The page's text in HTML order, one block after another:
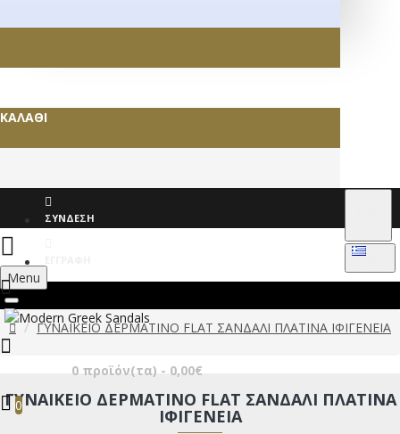
ΚΑΛΆΘΙ
ΣΎΝΔΕΣΗ
Menu
0 προϊόν(τα) - 0,00€
0
ΓΥΝΑΙΚΕΙΟ ΔΕΡΜΑΤΙΝΟ FLAT ΣΑΝΔΑΛΙ ΠΛΑΤΙΝΑ ΙΦΙΓΕΝΕΙΑ
ΓΥΝΑΙΚΕΙΟ ΔΕΡΜΑΤΙΝΟ FLAT ΣΑΝΔΑΛΙ ΠΛΑΤΙΝΑ
ΙΦΙΓΕΝΕΙΑ